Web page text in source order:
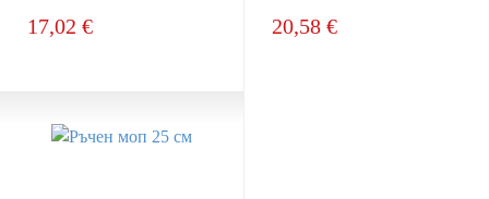
17,02 € 20,58 €